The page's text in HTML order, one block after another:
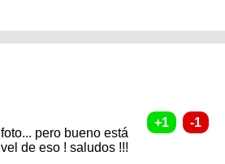
pero bueno está
de eso ! saludos !!!